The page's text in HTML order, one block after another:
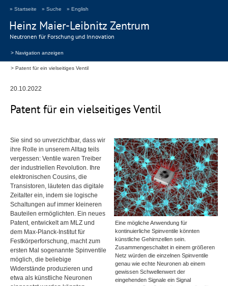
Heinz Maier-Leibnitz Zentrum
Neutronen für Forschung und Innovation
» Startseite » Suche » English
> Navigation anzeigen
Patent für ein vielseitiges Ventil
20.10.2022
Patent für ein vielseitiges Ventil
Eine mögliche Anwendung für
kontinuierliche Spinventile könnten
künstliche Gehirnzellen sein.
Zusammengeschaltet in einem größeren
Netz würden die einzelnen Spinventile
genau wie echte Neuronen ab einem
gewissen Schwellenwert der
eingehenden Signale ein Signal
Sie sind so unverzichtbar, dass wir
ihre Rolle in unserem Alltag teils
vergessen: Ventile waren Treiber
der industriellen Revolution. Ihre
elektronischen Cousins, die
Transistoren, läuteten das digitale
Zeitalter ein, indem sie logische
Schaltungen auf immer kleineren
Bauteilen ermöglichten. Ein neues
Patent, entwickelt am MLZ und
dem Max-Planck-Institut für
Festkörperforschung, macht zum
ersten Mal sogenannte Spinventile
möglich, die beliebige
Widerstände produzieren und
etwa als künstliche Neuronen